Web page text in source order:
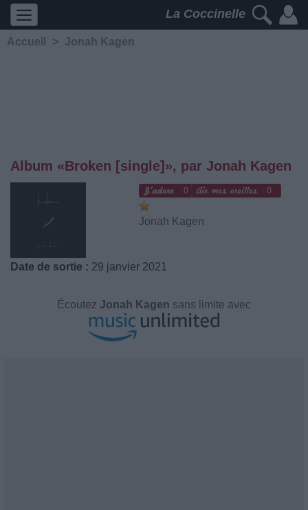
La Coccinelle
Accueil > Jonah Kagen
Album «Broken [single]», par Jonah Kagen
0 0
Jonah Kagen
Date de sortie : 29 janvier 2021
Écoutez Jonah Kagen sans limite avec